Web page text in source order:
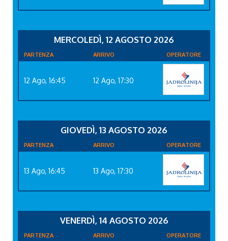
MERCOLEDÌ, 12 AGOSTO 2026
PARTENZA ARRIVO OPERATORE
12 Ago, 16:45 12 Ago, 17:30
GIOVEDÌ, 13 AGOSTO 2026
PARTENZA ARRIVO OPERATORE
13 Ago, 16:45 13 Ago, 17:30
VENERDÌ, 14 AGOSTO 2026
PARTENZA ARRIVO OPERATORE